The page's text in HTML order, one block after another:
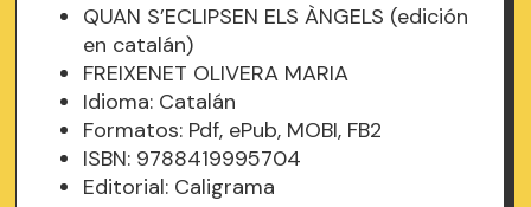
QUAN S’ECLIPSEN ELS ÀNGELS (edición
en catalán)
FREIXENET OLIVERA MARIA
Idioma: Catalán
Formatos: Pdf, ePub, MOBI, FB2
ISBN: 9788419995704
Editorial: Caligrama